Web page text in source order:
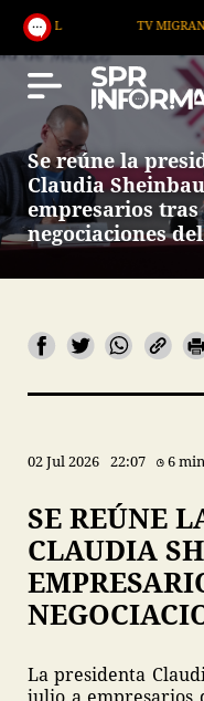
TV MIGRANTE
Se reúne la
Claudia
empresarios tras
negociaciones
02 Jul 2026 22:07 6 min
SE REÚNE
CLAUDIA
La presidenta